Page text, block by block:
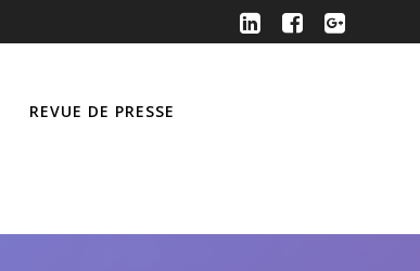
REVUE DE PRESSE